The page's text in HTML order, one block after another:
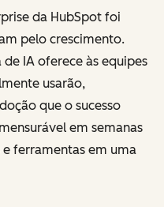
da HubSpot foi
pelo crescimento.
IA oferece às equipes
usarão,
que o sucesso
em semanas
e ferramentas em uma